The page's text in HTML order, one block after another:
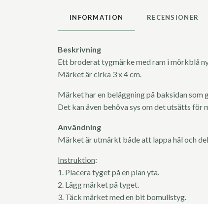
INFORMATION RECENSIONER
Beskrivning
Ett broderat tygmärke med ram i mörkblå
Märket är cirka 3 x 4 cm.
Märket har en beläggning på baksidan som
Det kan även behöva sys om det utsätts för
Användning
Märket är utmärkt både att lappa hål och
Instruktion:
1. Placera tyget på en plan yta.
2. Lägg märket på tyget.
3. Täck märket med en bit bomullstyg.